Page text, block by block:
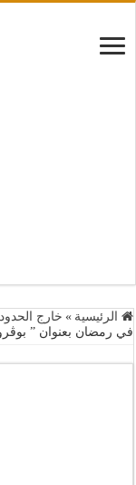
الرئيسية » خارج الحدود
في رمضان بعنوان ”